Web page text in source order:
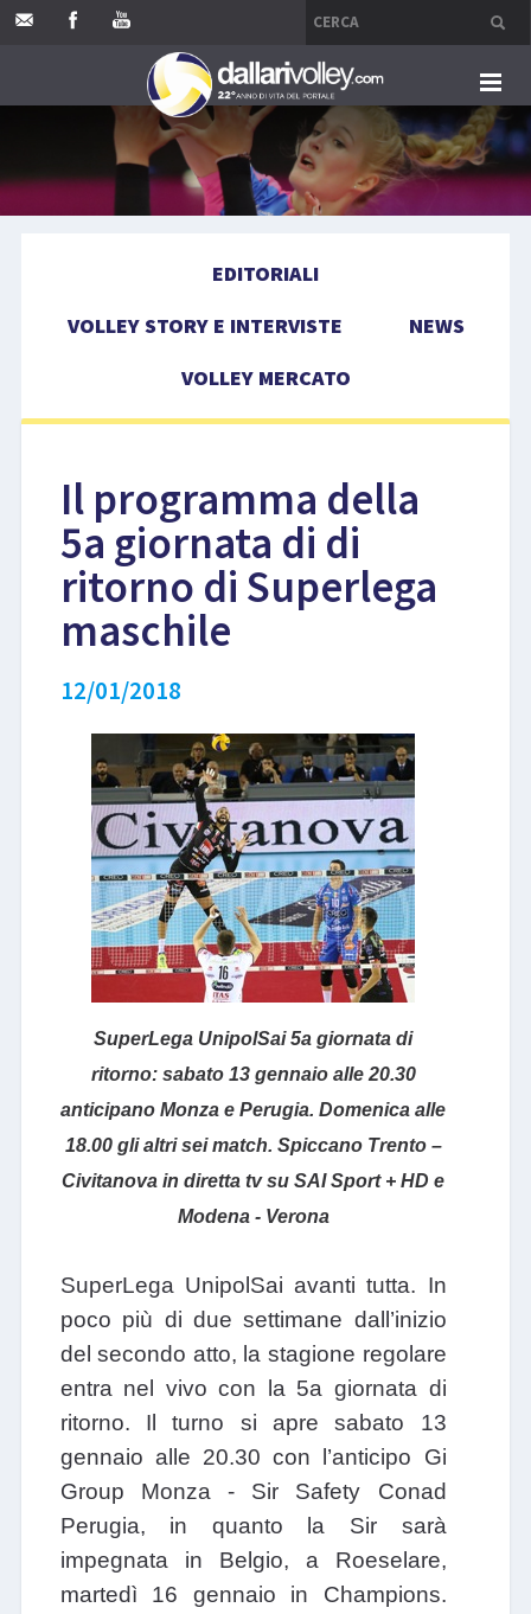
HOME
EVENTI
LIBRI
EDITORIALI
VOLLEY STORY E INTERVISTE
NEWS
VOLLEY MERCATO
Il programma della
5a giornata di di
ritorno di Superlega
maschile
12/01/2018
SuperLega UnipolSai 5a giornata di
ritorno: sabato 13 gennaio alle 20.30
anticipano Monza e Perugia. Domenica alle
18.00 gli altri sei match. Spiccano Trento –
Civitanova in diretta tv su SAI Sport + HD e
Modena - Verona
SuperLega UnipolSai avanti tutta. In
poco più di due settimane dall’inizio
del secondo atto, la stagione regolare
entra nel vivo con la 5a giornata di
ritorno. Il turno si apre sabato 13
gennaio alle 20.30 con l’anticipo Gi
Group Monza - Sir Safety Conad
Perugia, in quanto la Sir sarà
impegnata in Belgio, a Roeselare,
martedì 16 gennaio in Champions.